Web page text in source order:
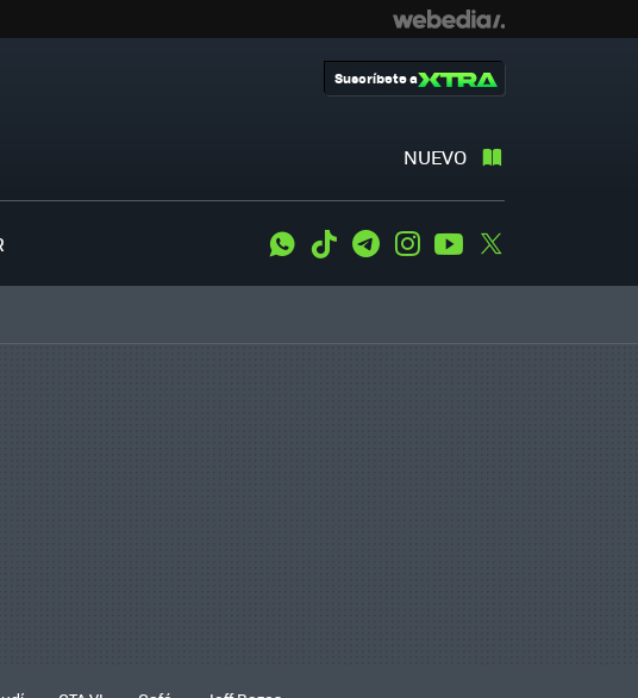
NUEVO
Suscríbete a
WhatsApp
Tiktok TelegramInstagramYoutube